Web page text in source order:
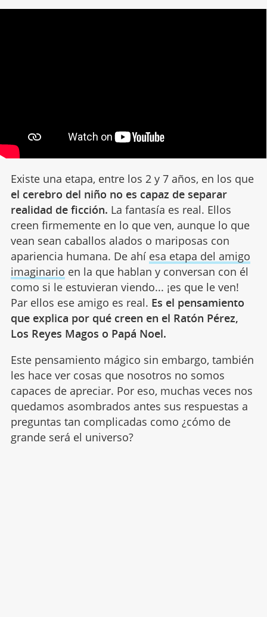
Existe una etapa, entre los 2 y 7 años, en los que
el cerebro del niño no es capaz de separar
realidad de ficción. La fantasía es real. Ellos
creen firmemente en lo que ven, aunque lo que
vean sean caballos alados o mariposas con
apariencia humana. De ahí esa etapa del amigo
imaginario en la que hablan y conversan con él
como si le estuvieran viendo... ¡es que le ven!
Par ellos ese amigo es real. Es el pensamiento
que explica por qué creen en el Ratón Pérez,
Los Reyes Magos o Papá Noel.
Este pensamiento mágico sin embargo, también
les hace ver cosas que nosotros no somos
capaces de apreciar. Por eso, muchas veces nos
quedamos asombrados antes sus respuestas a
preguntas tan complicadas como ¿cómo de
grande será el universo?